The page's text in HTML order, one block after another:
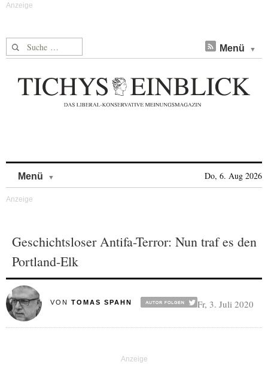
Suche nach: Menü
Menü Do, 6. Aug 2026
Geschichtsloser Antifa-Terror: Nun traf es den
Portland-Elk
VON TOMAS SPAHN Fr, 3. Juli 2020